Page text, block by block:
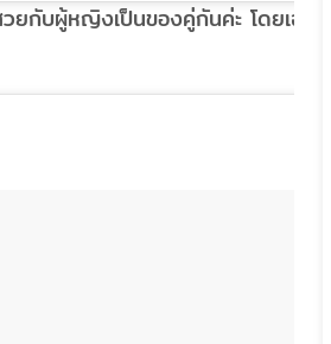
กับผู้หญิงเป็นของคู่กันค่ะ โดยเฉพาะ